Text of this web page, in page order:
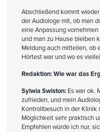
Abschließend kommt
der Audiologe mit, ob man
eine Anpassung
und man zu Hause bleiben
Meldung auch mitteilen, ob
Hörtest war und wo es
Redaktion: Wie war das
Sylwia Swiston: Es war ok.
zufrieden, und mein
Kontrollbesuch in der Klinik
Möglichkeit sehr praktisch
Empfehlen würde ich nur,